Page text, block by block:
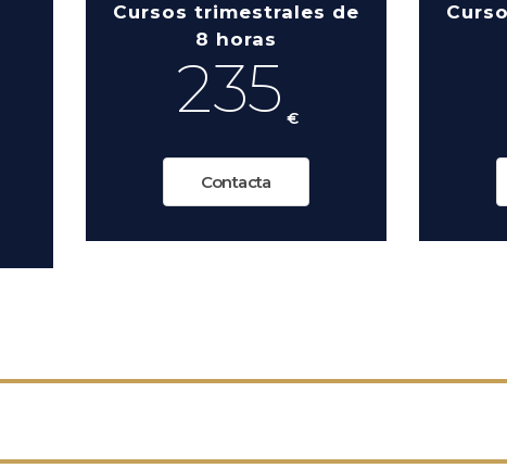
Cursos trimestrales de
8 horas
235 €
Contacta